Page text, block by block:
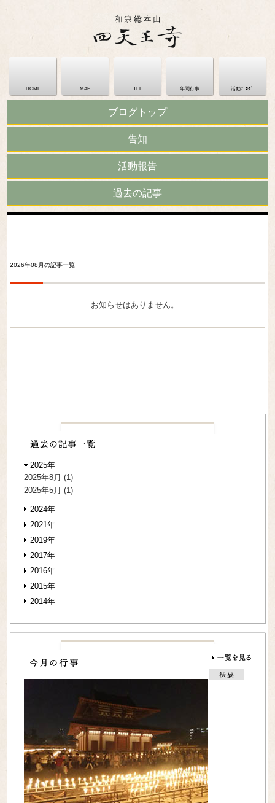
HOME MAP TEL 年間行事 活動ﾌﾞﾛｸﾞ
ブログトップ
告知
活動報告
過去の記事
2026年08月の記事一覧
お知らせはありません。
2025年
2025年8月 (1)
2025年5月 (1)
2024年
2021年
2019年
2017年
2016年
2015年
2014年